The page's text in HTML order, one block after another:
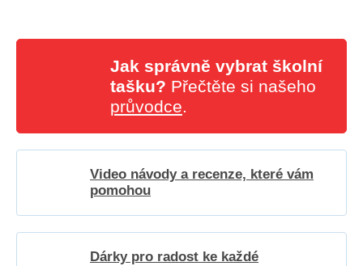
Jak správně vybrat školní
tašku? Přečtěte si našeho
průvodce.
Video návody a recenze, které vám
pomohou
Dárky pro radost ke každé